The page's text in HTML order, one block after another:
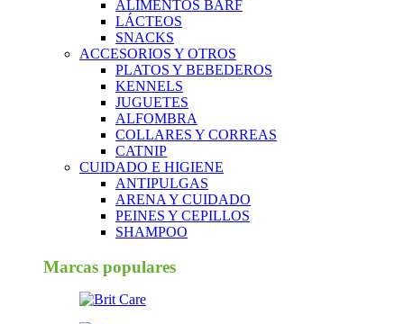
ALIMENTOS BARF
LÁCTEOS
SNACKS
ACCESORIOS Y OTROS
PLATOS Y BEBEDEROS
KENNELS
JUGUETES
ALFOMBRA
COLLARES Y CORREAS
CATNIP
CUIDADO E HIGIENE
ANTIPULGAS
ARENA Y CUIDADO
PEINES Y CEPILLOS
SHAMPOO
Marcas populares